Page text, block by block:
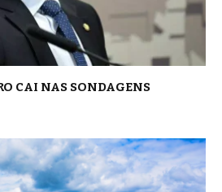
CAI NAS SONDAGENS